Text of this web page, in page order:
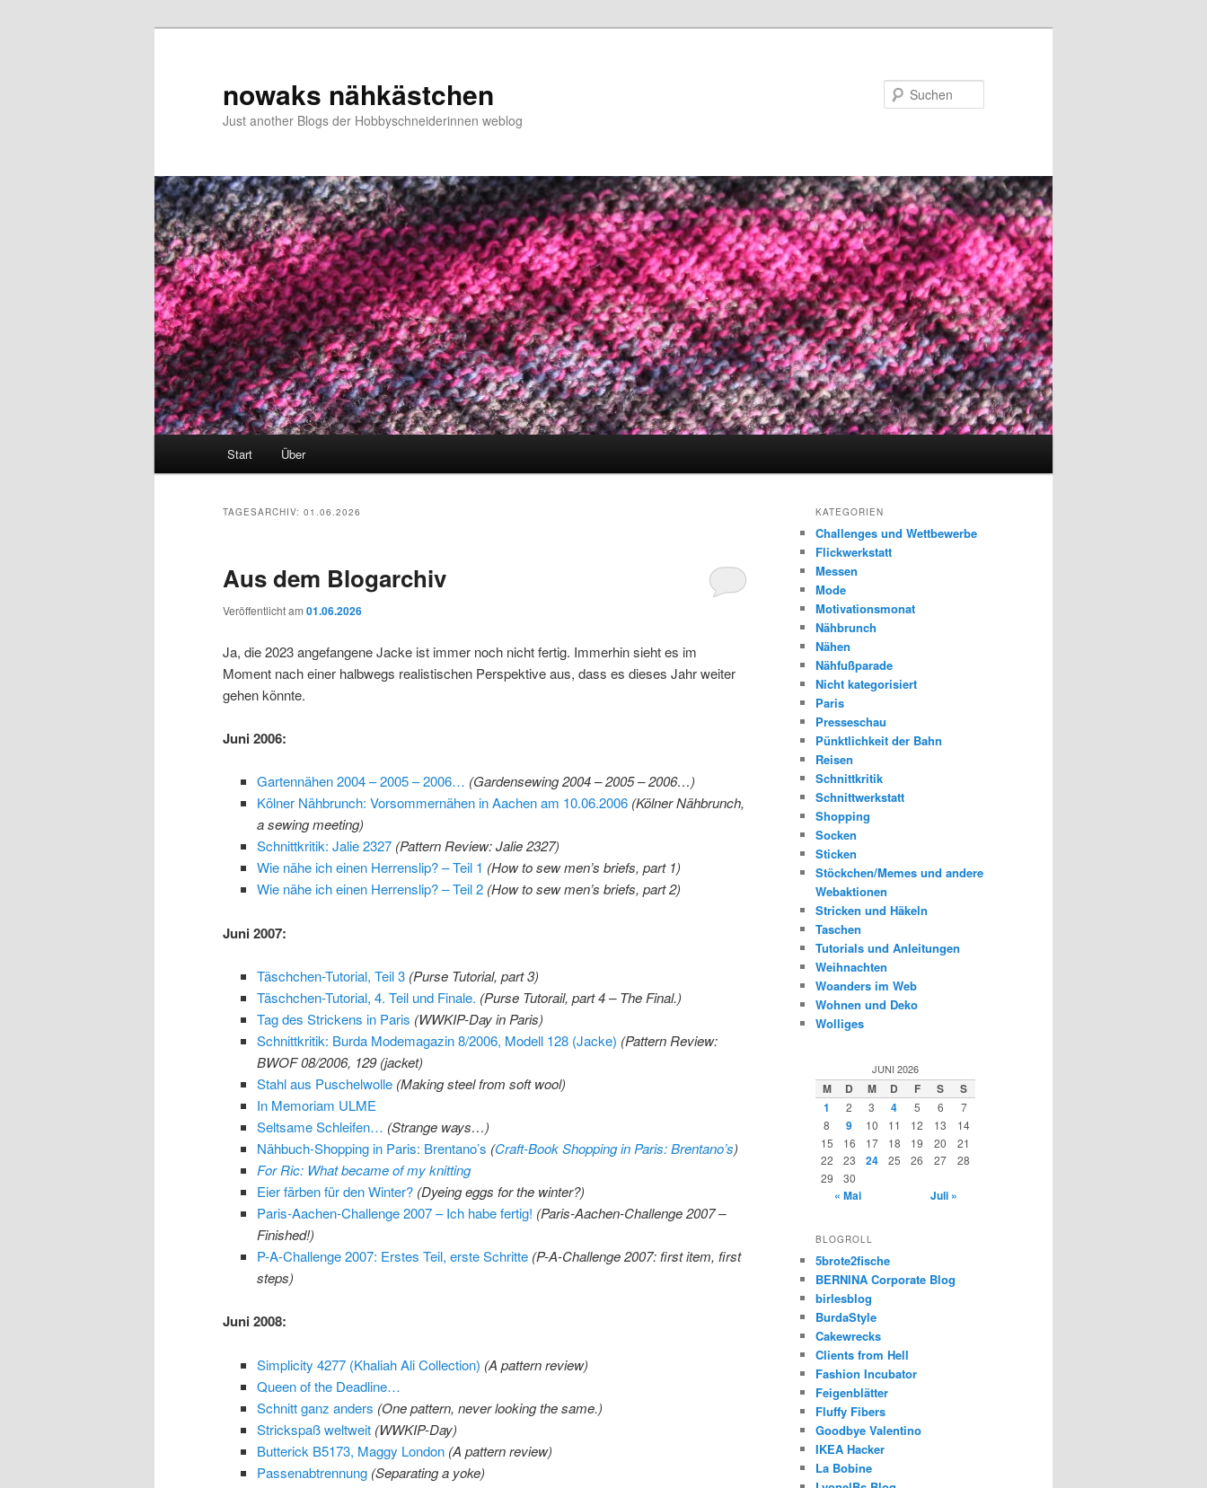
nowaks nähkästchen
Just another Blogs der Hobbyschneiderinnen weblog
Start Über
TAGESARCHIV: 01.06.2026
Aus dem Blogarchiv
Veröffentlicht am 01.06.2026
Ja, die 2023 angefangene Jacke ist immer noch nicht fertig. Immerhin sieht es im
Moment nach einer halbwegs realistischen Perspektive aus, dass es dieses Jahr weiter
gehen könnte.
Juni 2006:
Gartennähen 2004 – 2005 – 2006… (Gardensewing 2004 – 2005 – 2006…)
Kölner Nähbrunch: Vorsommernähen in Aachen am 10.06.2006 (Kölner Nähbrunch,
a sewing meeting)
Schnittkritik: Jalie 2327 (Pattern Review: Jalie 2327)
Wie nähe ich einen Herrenslip? – Teil 1 (How to sew men’s briefs, part 1)
Wie nähe ich einen Herrenslip? – Teil 2 (How to sew men’s briefs, part 2)
Juni 2007:
Täschchen-Tutorial, Teil 3 (Purse Tutorial, part 3)
Täschchen-Tutorial, 4. Teil und Finale. (Purse Tutorail, part 4 – The Final.)
Tag des Strickens in Paris (WWKIP-Day in Paris)
Schnittkritik: Burda Modemagazin 8/2006, Modell 128 (Jacke) (Pattern Review:
BWOF 08/2006, 129 (jacket)
Stahl aus Puschelwolle (Making steel from soft wool)
In Memoriam ULME
Seltsame Schleifen… (Strange ways…)
Nähbuch-Shopping in Paris: Brentano’s (Craft-Book Shopping in Paris: Brentano’s)
For Ric: What became of my knitting
Eier färben für den Winter? (Dyeing eggs for the winter?)
Paris-Aachen-Challenge 2007 – Ich habe fertig! (Paris-Aachen-Challenge 2007 –
Finished!)
P-A-Challenge 2007: Erstes Teil, erste Schritte (P-A-Challenge 2007: first item, first
steps)
Juni 2008:
Simplicity 4277 (Khaliah Ali Collection) (A pattern review)
Queen of the Deadline…
Schnitt ganz anders (One pattern, never looking the same.)
Strickspaß weltweit (WWKIP-Day)
Butterick B5173, Maggy London (A pattern review)
Passenabtrennung (Separating a yoke)
KATEGORIEN
Challenges und Wettbewerbe
Flickwerkstatt
Messen
Mode
Motivationsmonat
Nähbrunch
Nähen
Nähfußparade
Nicht kategorisiert
Paris
Presseschau
Pünktlichkeit der Bahn
Reisen
Schnittkritik
Schnittwerkstatt
Shopping
Socken
Sticken
Stöckchen/Memes und andere
Webaktionen
Stricken und Häkeln
Taschen
Tutorials und Anleitungen
Weihnachten
Woanders im Web
Wohnen und Deko
Wolliges
JUNI 2026
M D M D F S
S
1
2 3 4 5 6
7
8
9 10 11 12 13
14
15
16 17 18 19 20
21
22
23 24 25 26 27
28
29
30
« Mai Juli »
BLOGROLL
5brote2fische
BERNINA Corporate Blog
birlesblog
BurdaStyle
Cakewrecks
Clients from Hell
Fashion Incubator
Feigenblätter
Fluffy Fibers
Goodbye Valentino
IKEA Hacker
La Bobine